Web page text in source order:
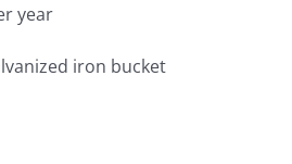
year
iron bucket